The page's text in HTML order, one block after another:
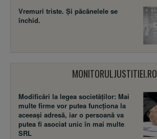
Vremuri triste. Şi păcănelele se
închid.
MONITORULJUSTITIEI.RO
Modificări la legea societăţilor: Mai
multe firme vor putea funcţiona la
aceeaşi adresă, iar o persoană va
putea fi asociat unic în mai multe
SRL